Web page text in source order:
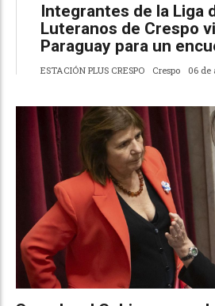
Integrantes de la Liga
Luteranos de Crespo
Paraguay para un
ESTACIÓN PLUS CRESPO Crespo 06 de